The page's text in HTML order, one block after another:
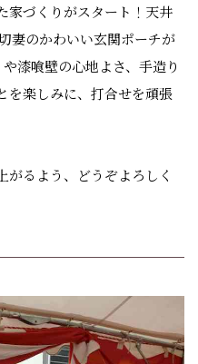
家づくりがスタート！天井
妻のかわいい玄関ポーチが
漆喰壁の心地よさ、手造り
を楽しみに、打合せを頑張
がるよう、どうぞよろしく